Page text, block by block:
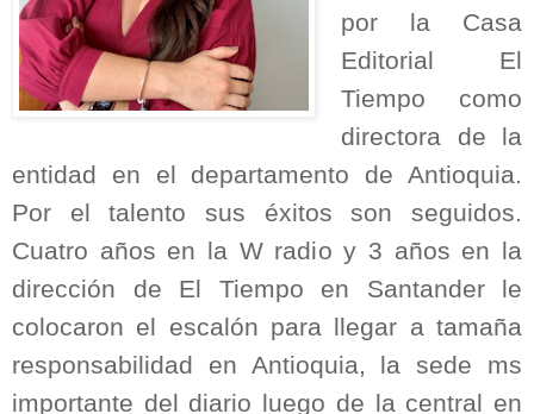
por la Casa
Editorial El
Tiempo como
directora de la
entidad en el departamento de Antioquia.
Por el talento sus éxitos son seguidos.
Cuatro años en la W radio y 3 años en la
dirección de El Tiempo en Santander le
colocaron el escalón para llegar a tamaña
responsabilidad en Antioquia, la sede ms
importante del diario luego de la central en